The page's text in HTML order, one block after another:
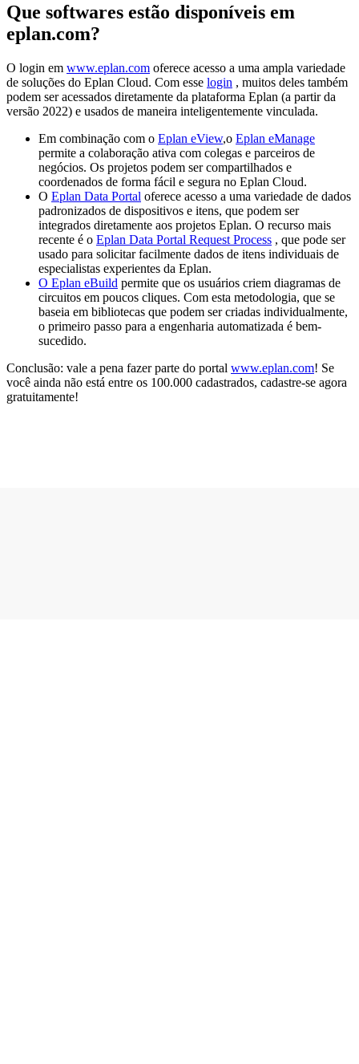
Que softwares estão disponíveis em
eplan.com?
O login em www.eplan.com oferece acesso a uma ampla variedade
de soluções do Eplan Cloud. Com esse login , muitos deles também
podem ser acessados ​​diretamente da plataforma Eplan (a partir da
versão 2022) e usados ​​de maneira inteligentemente vinculada.
Em combinação com o Eplan eView,o Eplan eManage
permite a colaboração ativa com colegas e parceiros de
negócios. Os projetos podem ser compartilhados e
coordenados de forma fácil e segura no Eplan Cloud.
O Eplan Data Portal oferece acesso a uma variedade de dados
padronizados de dispositivos e itens, que podem ser
integrados diretamente aos projetos Eplan. O recurso mais
recente é o Eplan Data Portal Request Process , que pode ser
usado para solicitar facilmente dados de itens individuais de
especialistas experientes da Eplan.
O Eplan eBuild permite que os usuários criem diagramas de
circuitos em poucos cliques. Com esta metodologia, que se
baseia em bibliotecas que podem ser criadas individualmente,
o primeiro passo para a engenharia automatizada é bem-
sucedido.
Conclusão: vale a pena fazer parte do portal www.eplan.com! Se
você ainda não está entre os 100.000 cadastrados, cadastre-se agora
gratuitamente!